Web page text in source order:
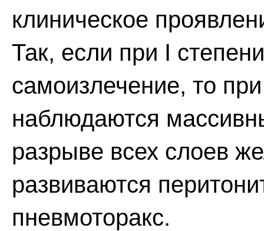
клиническое
Так, если при I
самоизлечение, то
наблюдаются
разрыве всех слоев
развиваются
пневмоторакс.